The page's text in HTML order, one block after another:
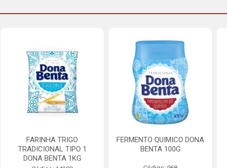
FARINHA TRIGO
TRADICIONAL TIPO 1
DONA BENTA 1KG
FERMENTO QUIMICO DONA
BENTA 100G